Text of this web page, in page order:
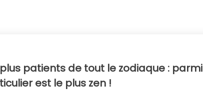
patients de tout le zodiaque : parmi
est le plus zen !